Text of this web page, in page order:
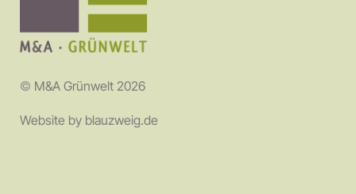
© M&A Grünwelt 2026
Website by blauzweig.de